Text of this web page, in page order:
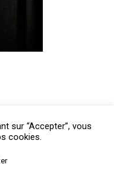
sur “Accepter”, vous
cookies.